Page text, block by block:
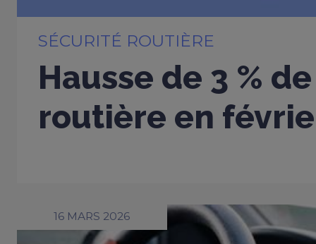
SÉCURITÉ ROUTIÈRE
Hausse de 3 %
routière en
16 MARS 2026